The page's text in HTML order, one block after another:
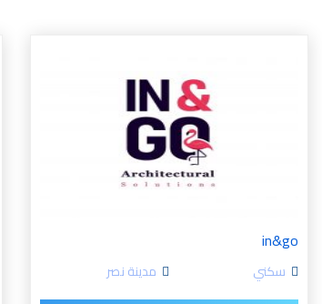
in&go
سكني مدينة نصر